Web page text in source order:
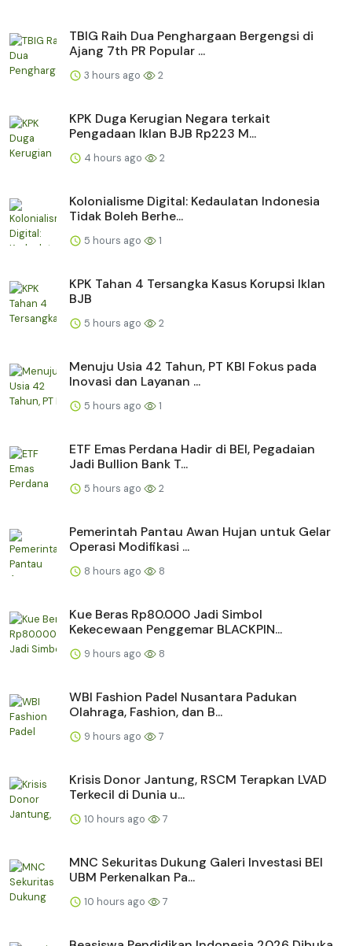
TBIG Raih Dua Penghargaan Bergengsi di
Ajang 7th PR Popular ...
3 hours ago 2
KPK Duga Kerugian Negara terkait
Pengadaan Iklan BJB Rp223 M...
4 hours ago 2
Kolonialisme Digital: Kedaulatan Indonesia
Tidak Boleh Berhe...
5 hours ago 1
KPK Tahan 4 Tersangka Kasus Korupsi Iklan
BJB
5 hours ago 2
Menuju Usia 42 Tahun, PT KBI Fokus pada
Inovasi dan Layanan ...
5 hours ago 1
ETF Emas Perdana Hadir di BEI, Pegadaian
Jadi Bullion Bank T...
5 hours ago 2
Pemerintah Pantau Awan Hujan untuk Gelar
Operasi Modifikasi ...
8 hours ago 8
Kue Beras Rp80.000 Jadi Simbol
Kekecewaan Penggemar BLACKPIN...
9 hours ago 8
WBI Fashion Padel Nusantara Padukan
Olahraga, Fashion, dan B...
9 hours ago 7
Krisis Donor Jantung, RSCM Terapkan LVAD
Terkecil di Dunia u...
10 hours ago 7
MNC Sekuritas Dukung Galeri Investasi BEI
UBM Perkenalkan Pa...
10 hours ago 7